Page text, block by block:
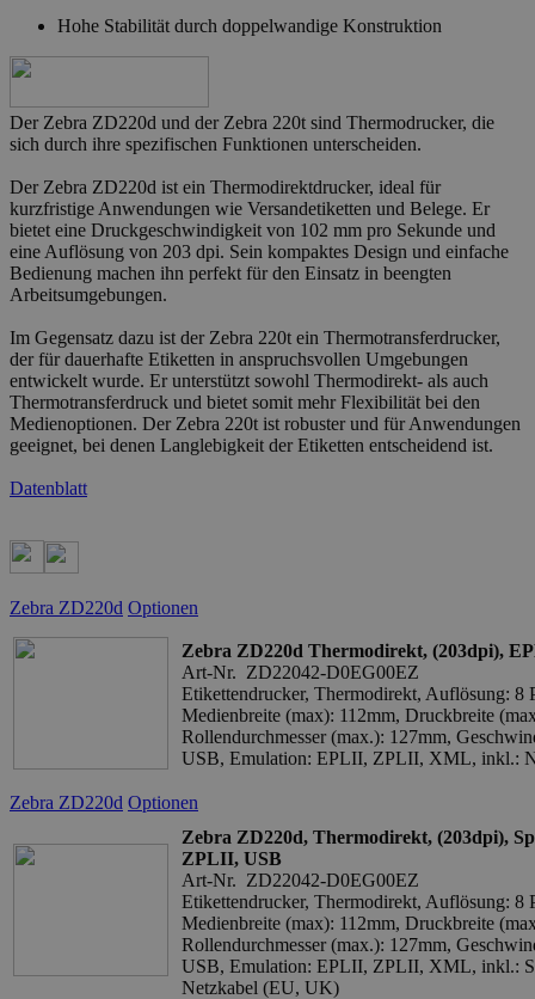
Hohe Stabilität durch doppelwandige Konstruktion
Der Zebra ZD220d und der Zebra 220t sind Thermodrucker, die
sich durch ihre spezifischen Funktionen unterscheiden.
Der Zebra ZD220d ist ein Thermodirektdrucker, ideal für
kurzfristige Anwendungen wie Versandetiketten und Belege. Er
bietet eine Druckgeschwindigkeit von 102 mm pro Sekunde und
eine Auflösung von 203 dpi. Sein kompaktes Design und einfache
Bedienung machen ihn perfekt für den Einsatz in beengten
Arbeitsumgebungen.
Im Gegensatz dazu ist der Zebra 220t ein Thermotransferdrucker,
der für dauerhafte Etiketten in anspruchsvollen Umgebungen
entwickelt wurde. Er unterstützt sowohl Thermodirekt- als auch
Thermotransferdruck und bietet somit mehr Flexibilität bei den
Medienoptionen. Der Zebra 220t ist robuster und für Anwendungen
geeignet, bei denen Langlebigkeit der Etiketten entscheidend ist.
Datenblatt
Zebra ZD220d Optionen
Zebra ZD220d Thermodirekt, (203dpi),
Art-Nr. ZD22042-D0EG00EZ
Etikettendrucker, Thermodirekt, Auflösung: 8
Medienbreite (max): 112mm, Druckbreite
Rollendurchmesser (max.): 127mm,
USB, Emulation: EPLII, ZPLII, XML, inkl.:
Zebra ZD220d Optionen
Zebra ZD220d, Thermodirekt, (203dpi),
ZPLII, USB
Art-Nr. ZD22042-D0EG00EZ
Etikettendrucker, Thermodirekt, Auflösung: 8
Medienbreite (max): 112mm, Druckbreite
Rollendurchmesser (max.): 127mm,
USB, Emulation: EPLII, ZPLII, XML, inkl.:
Netzkabel (EU, UK)